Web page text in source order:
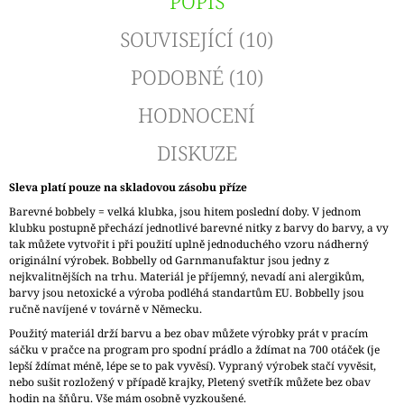
SOUVISEJÍCÍ (10)
PODOBNÉ (10)
HODNOCENÍ
DISKUZE
Sleva platí pouze na skladovou zásobu příze
Barevné bobbely = velká klubka, jsou hitem poslední doby. V jednom
klubku postupně přechází jednotlivé barevné nitky z barvy do barvy, a vy
tak můžete vytvořit i při použití uplně jednoduchého vzoru nádherný
originální výrobek. Bobbelly od Garnmanufaktur jsou jedny z
nejkvalitnějších na trhu. Materiál je příjemný, nevadí ani alergikům,
barvy jsou netoxické a výroba podléhá standartům EU. Bobbelly jsou
ručně navíjené v továrně v Německu.
Použitý materiál drží barvu a bez obav můžete výrobky prát v pracím
sáčku v pračce na program pro spodní prádlo a ždímat na 700 otáček (je
lepší ždímat méně, lépe se to pak vyvěsí). Vypraný výrobek stačí vyvěsit,
nebo sušit rozložený v případě krajky, Pletený svetřík můžete bez obav
hodin na šňůru. Vše mám osobně vyzkoušené.